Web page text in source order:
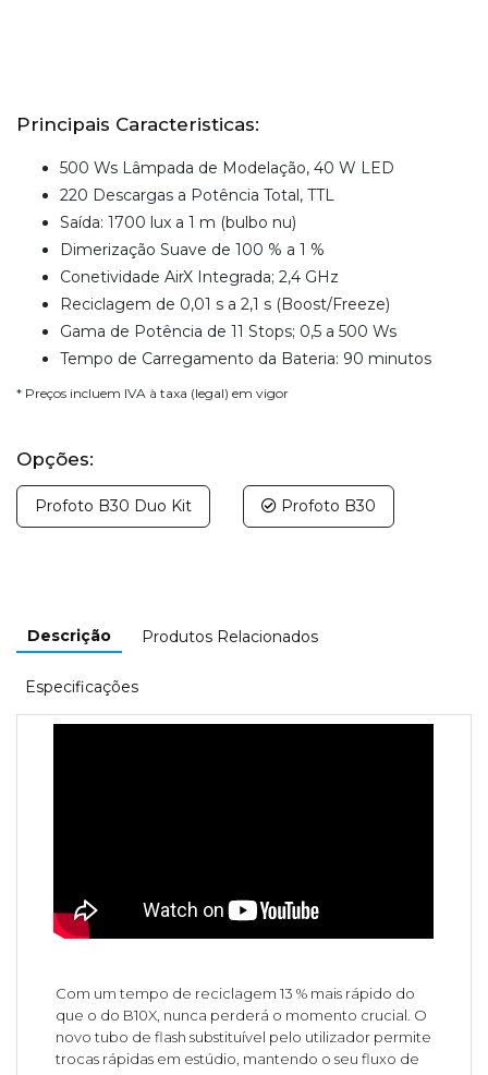
Principais Caracteristicas:
500 Ws Lâmpada de Modelação, 40 W LED
220 Descargas a Potência Total, TTL
Saída: 1700 lux a 1 m (bulbo nu)
Dimerização Suave de 100 % a 1 %
Conetividade AirX Integrada; 2,4 GHz
Reciclagem de 0,01 s a 2,1 s (Boost/Freeze)
Gama de Potência de 11 Stops; 0,5 a 500 Ws
Tempo de Carregamento da Bateria: 90 minutos
* Preços incluem IVA à taxa (legal) em vigor
Opções:
Profoto B30 Duo Kit Profoto B30
Descrição Produtos Relacionados
Especificações
Com um tempo de reciclagem 13 % mais rápido do
que o do B10X, nunca perderá o momento crucial. O
novo tubo de flash substituível pelo utilizador permite
trocas rápidas em estúdio, mantendo o seu fluxo de